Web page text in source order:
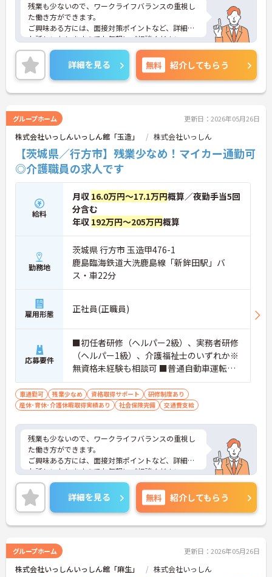
残業も少ないので、ワークライフバランスの重視し
た働き方ができます。
ご興味ある方には、面接対策ポイントなど、詳細を
お話しいたしますのでお気軽にご相談ください。
詳細を見る 無料 紹介してもらう
グループホーム 更新日：2026年05月26日
株式会社いっしんいっしん館「玉造」 株式会社いっしん
【茨城県／行方市】残業少なめ！マイカー通勤可
◎介護職員の求人です
給料
月収 16.0万円～17.1万円概算／夜勤手当5回
分含む
年収 192万円～205万円概算
勤務地
茨城県 行方市 玉造甲476-1
鹿島臨海鉄道大洗鹿島線「新鉾田駅」バ
ス・車22分
雇用形態 正社員(正職員)
応募要件
■初任者研修（ヘルパー2級）、実務者研修
（ヘルパー1級）、介護福祉士のいずれか※
無資格未経験も相談可 ■普通自動車運転免
許
車通勤可 残業少なめ 資格取得サポート
研修制度あり
産休･育休･介護休暇取得実績あり
社会保険完備 交通費支給
残業も少ないので、ワークライフバランスの重視し
た働き方ができます。
ご興味ある方には、面接対策ポイントなど、詳細を
お話しいたしますのでお気軽にご相談ください。
詳細を見る 無料 紹介してもらう
グループホーム 更新日：2026年05月26日
株式会社いっしんいっしん館「麻生」 株式会社いっしん